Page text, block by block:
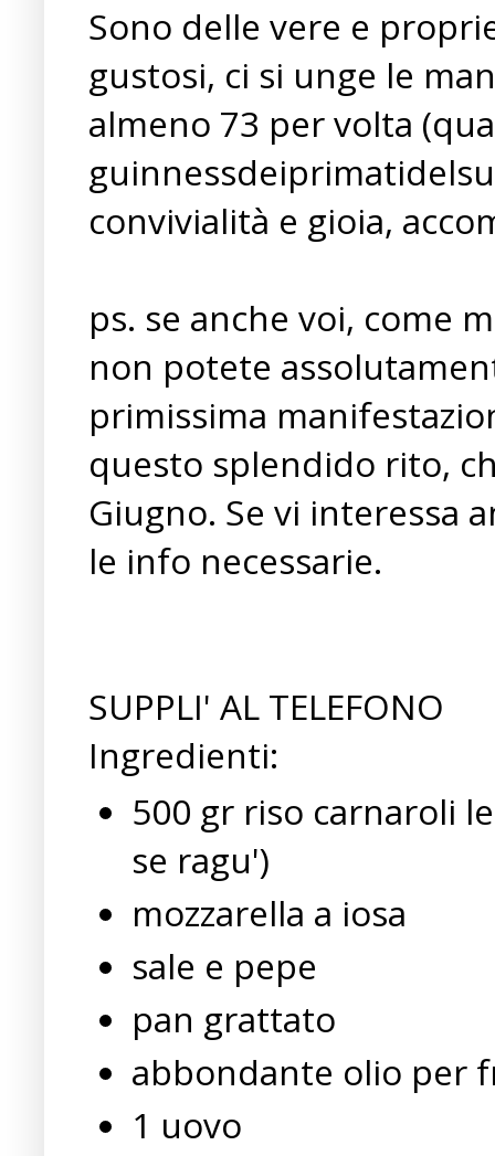
Sono delle vere e
gustosi, ci si unge le
almeno 73 per volta
convivialità e gioia,
ps. se anche voi, come
non potete
primissima
questo splendido rito,
Giugno. Se vi interessa
le info necessarie.
SUPPLI' AL TELEFONO
Ingredienti:
500 gr riso carnaroli
se ragu')
mozzarella a iosa
sale e pepe
pan grattato
abbondante olio per
1 uovo